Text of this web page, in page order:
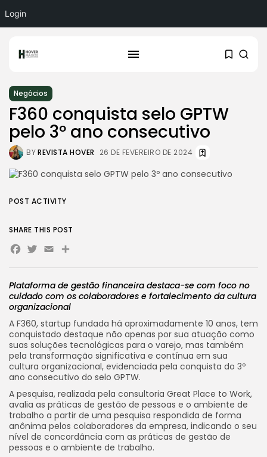
Login
Negócios
F360 conquista selo GPTW
pelo 3º ano consecutivo
BYREVISTA HOVER 26 DE FEVEREIRO DE 2024
Plataforma de gestão financeira destaca-se com foco no
cuidado com os colaboradores e fortalecimento da cultura
organizacional
A F360, startup fundada há aproximadamente 10 anos, tem
conquistado destaque não apenas por sua atuação como
suas soluções tecnológicas para o varejo, mas também
pela transformação significativa e contínua em sua
cultura organizacional, evidenciada pela conquista do 3º
ano consecutivo do selo GPTW.
A pesquisa, realizada pela consultoria Great Place to Work,
avalia as práticas de gestão de pessoas e o ambiente de
trabalho a partir de uma pesquisa respondida de forma
anônima pelos colaboradores da empresa, indicando o seu
nível de concordância com as práticas de gestão de
pessoas e o ambiente de trabalho.
POST ACTIVITY
SHARE THIS POST
Facebook
Twitter
EmailShare